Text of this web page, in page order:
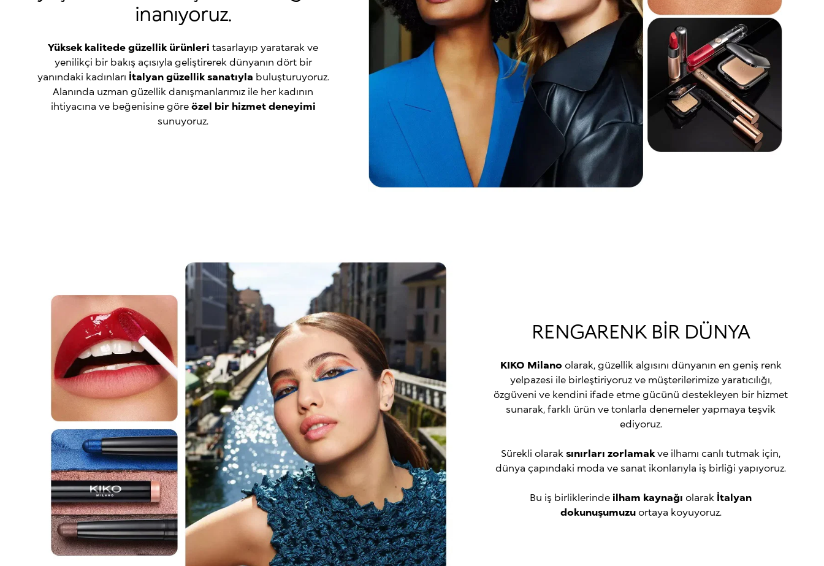
inanıyoruz.
Yüksek kalitede güzellik ürünleri tasarlayıp yaratarak ve
yenilikçi bir bakış açısıyla geliştirerek dünyanın dört bir
yanındaki kadınları İtalyan güzellik sanatıyla buluşturuyoruz.
Alanında uzman güzellik danışmanlarımız ile her kadının
ihtiyacına ve beğenisine göreözel bir hizmet deneyimi
sunuyoruz.
RENGARENK BİR DÜNYA
KIKO Milano olarak, güzellik algısını dünyanın en geniş renk
yelpazesi ile birleştiriyoruz ve müşterilerimize yaratıcılığı,
özgüveni ve kendini ifade etme gücünü destekleyen bir hizmet
sunarak, farklı ürün ve tonlarla denemeler yapmaya teşvik
ediyoruz.
Sürekli olaraksınırlarızorlamak ve ilhamı canlı tutmak için,
dünya çapındaki moda ve sanat ikonlarıyla iş birliği yapıyoruz.
Bu iş birliklerinde ilham kaynağı olarak İtalyan
dokunuşumuzuortaya koyuyoruz.